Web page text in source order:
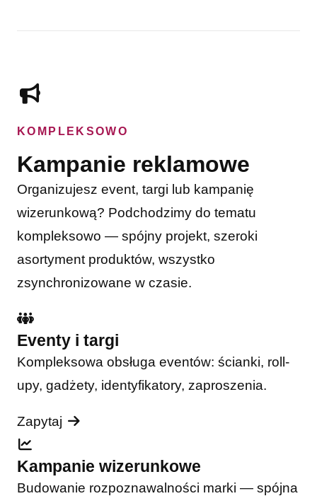
KOMPLEKSOWO
Kampanie reklamowe
Organizujesz event, targi lub kampanię
wizerunkową? Podchodzimy do tematu
kompleksowo — spójny projekt, szeroki
asortyment produktów, wszystko
zsynchronizowane w czasie.
Eventy i targi
Kompleksowa obsługa eventów: ścianki, roll-
upy, gadżety, identyfikatory, zaproszenia.
Zapytaj
Kampanie wizerunkowe
Budowanie rozpoznawalności marki — spójna